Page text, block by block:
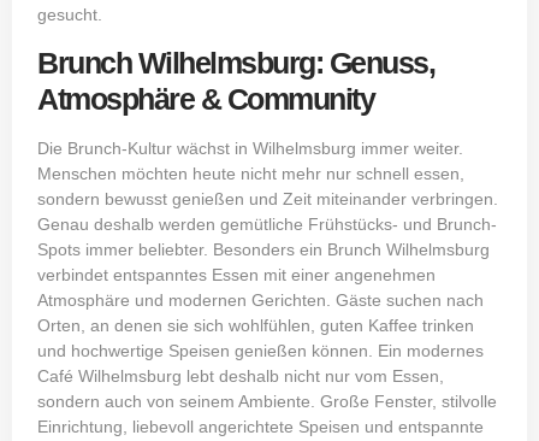
gesucht.
Brunch Wilhelmsburg: Genuss,
Atmosphäre & Community
Die Brunch-Kultur wächst in Wilhelmsburg immer weiter.
Menschen möchten heute nicht mehr nur schnell essen,
sondern bewusst genießen und Zeit miteinander verbringen.
Genau deshalb werden gemütliche Frühstücks- und Brunch-
Spots immer beliebter. Besonders ein Brunch Wilhelmsburg
verbindet entspanntes Essen mit einer angenehmen
Atmosphäre und modernen Gerichten. Gäste suchen nach
Orten, an denen sie sich wohlfühlen, guten Kaffee trinken
und hochwertige Speisen genießen können. Ein modernes
Café Wilhelmsburg lebt deshalb nicht nur vom Essen,
sondern auch von seinem Ambiente. Große Fenster, stilvolle
Einrichtung, liebevoll angerichtete Speisen und entspannte